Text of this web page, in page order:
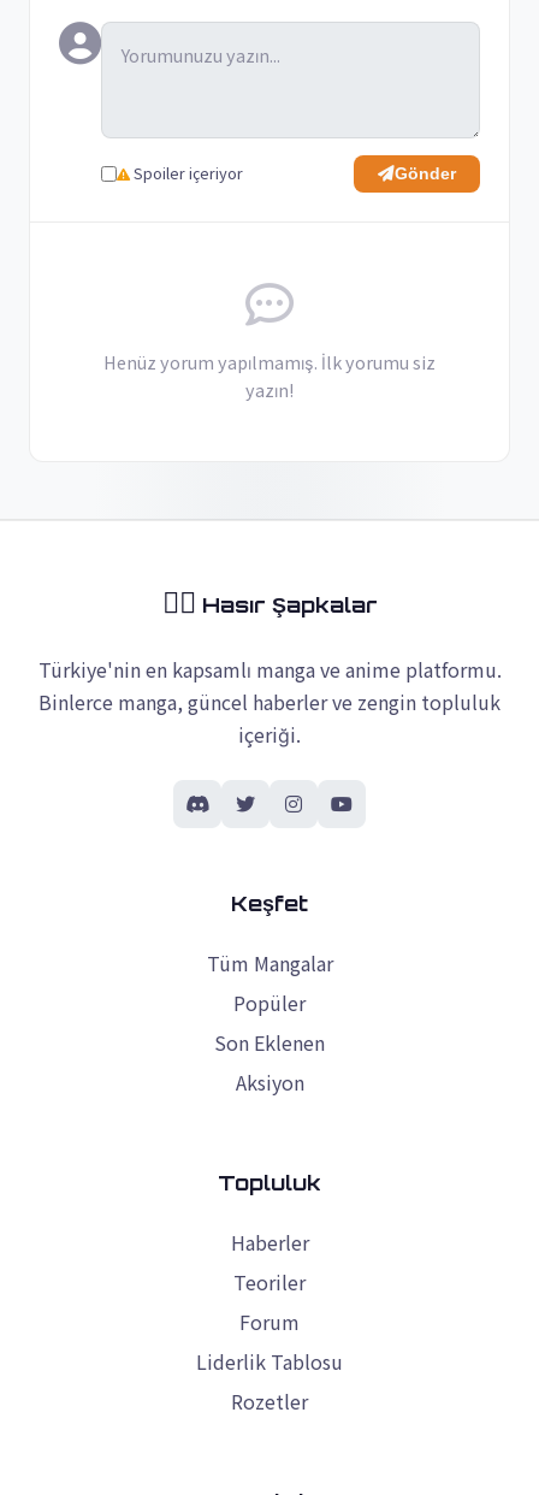
Spoiler içeriyor Gönder
Henüz yorum yapılmamış. İlk yorumu siz
yazın!
🏴‍☠️ Hasır Şapkalar
Türkiye'nin en kapsamlı manga ve anime platformu.
Binlerce manga, güncel haberler ve zengin topluluk
içeriği.
Keşfet
Tüm Mangalar
Popüler
Son Eklenen
Aksiyon
Topluluk
Haberler
Teoriler
Forum
Liderlik Tablosu
Rozetler